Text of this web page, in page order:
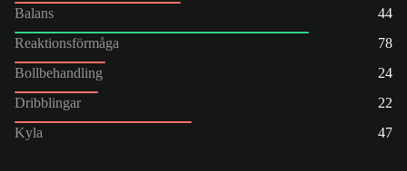
Balans
44
Reaktionsförmåga
78
Bollbehandling
24
Dribblingar
22
Kyla
47